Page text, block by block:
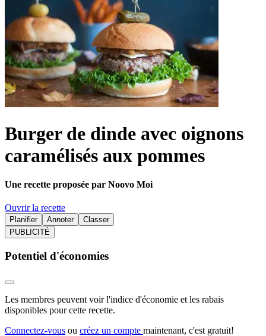
Burger de dinde avec oignons
caramélisés aux pommes
Une recette proposée par Noovo Moi
Ouvrir la recette
Planifier Annoter
Classer
PUBLICITÉ
Potentiel d'économies
Les membres peuvent voir l'indice d'économie et les rabais
disponibles pour cette recette.
Connectez-vous ou créez un compte maintenant, c'est gratuit!